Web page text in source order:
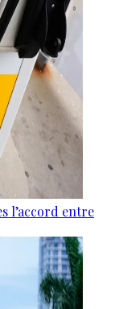
l’accord entre